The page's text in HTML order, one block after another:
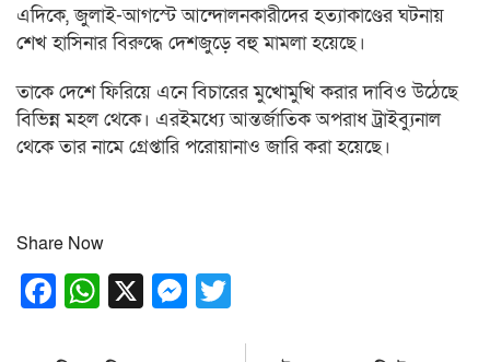
এদিকে, জুলাই-আগস্টে আন্দোলনকারীদের হত্যাকাণ্ডের ঘটনায়
শেখ হাসিনার বিরুদ্ধে দেশজুড়ে বহু মামলা হয়েছে।
তাকে দেশে ফিরিয়ে এনে বিচারের মুখোমুখি করার দাবিও উঠেছে
বিভিন্ন মহল থেকে। এরইমধ্যে আন্তর্জাতিক অপরাধ ট্রাইব্যুনাল
থেকে তার নামে গ্রেপ্তারি পরোয়ানাও জারি করা হয়েছে।
Share Now
Facebook
WhatsApp
X Messenger